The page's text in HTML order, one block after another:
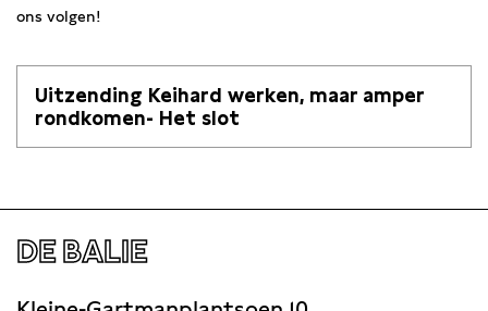
ons volgen!
Uitzending Keihard werken, maar amper
rondkomen- Het slot
DE BALIE